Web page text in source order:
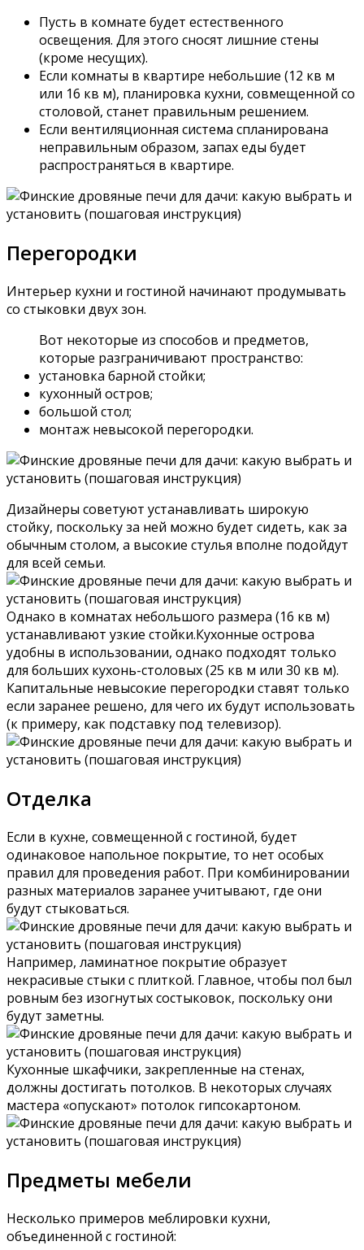
Пусть в комнате будет естественного
освещения. Для этого сносят лишние стены
(кроме несущих).
Если комнаты в квартире небольшие (12 кв м
или 16 кв м), планировка кухни, совмещенной со
столовой, станет правильным решением.
Если вентиляционная система спланирована
неправильным образом, запах еды будет
распространяться в квартире.
Перегородки
Интерьер кухни и гостиной начинают продумывать
со стыковки двух зон.
Вот некоторые из способов и предметов,
которые разграничивают пространство:
установка барной стойки;
кухонный остров;
большой стол;
монтаж невысокой перегородки.
Дизайнеры советуют устанавливать широкую
стойку, поскольку за ней можно будет сидеть, как за
обычным столом, а высокие стулья вполне подойдут
для всей семьи.
Однако в комнатах небольшого размера (16 кв м)
устанавливают узкие стойки.Кухонные острова
удобны в использовании, однако подходят только
для больших кухонь-столовых (25 кв м или 30 кв м).
Капитальные невысокие перегородки ставят только
если заранее решено, для чего их будут использовать
(к примеру, как подставку под телевизор).
Отделка
Если в кухне, совмещенной с гостиной, будет
одинаковое напольное покрытие, то нет особых
правил для проведения работ. При комбинировании
разных материалов заранее учитывают, где они
будут стыковаться.
Например, ламинатное покрытие образует
некрасивые стыки с плиткой. Главное, чтобы пол был
ровным без изогнутых состыковок, поскольку они
будут заметны.
Кухонные шкафчики, закрепленные на стенах,
должны достигать потолков. В некоторых случаях
мастера «опускают» потолок гипсокартоном.
Предметы мебели
Несколько примеров меблировки кухни,
объединенной с гостиной: